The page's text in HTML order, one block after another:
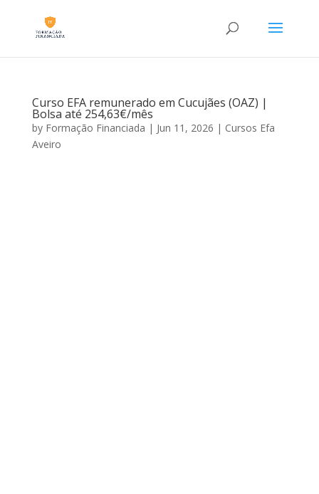
Curso EFA remunerado em Cucujães (OAZ) |
Bolsa até 254,63€/mês
by Formação Financiada | Jun 11, 2026 | Cursos Efa
Aveiro